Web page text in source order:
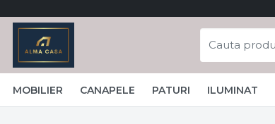
MOBILIER CANAPELE PATURI ILUMINAT